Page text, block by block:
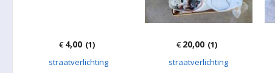
€4,00 (1)
straatverlichting
€20,00 (1)
straatverlichting